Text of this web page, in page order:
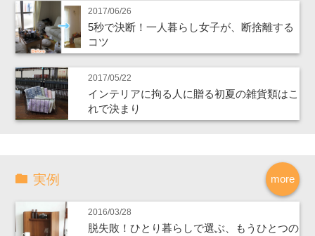
2017/06/26
5秒で決断！一人暮らし女子が、断捨離する
コツ
2017/05/22
インテリアに拘る人に贈る初夏の雑貨類はこ
れで決まり
more
実例
2016/03/28
脱失敗！ひとり暮らしで選ぶ、もうひとつの